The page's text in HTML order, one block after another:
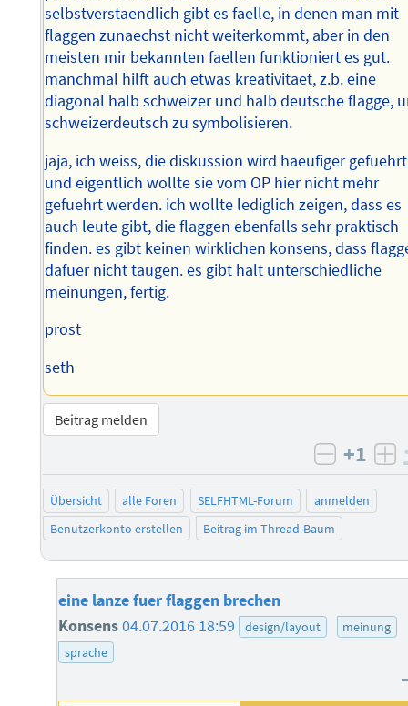
selbstverstaendlich gibt es faelle, in denen man mit
flaggen zunaechst nicht weiterkommt, aber in den
meisten mir bekannten faellen funktioniert es gut.
manchmal hilft auch etwas kreativitaet, z.b. eine
diagonal halb schweizer und halb deutsche flagge,
schweizerdeutsch zu symbolisieren.
jaja, ich weiss, die diskussion wird haeufiger gefuehrt
und eigentlich wollte sie vom OP hier nicht mehr
gefuehrt werden. ich wollte lediglich zeigen, dass es
auch leute gibt, die flaggen ebenfalls sehr praktisch
finden. es gibt keinen wirklichen konsens, dass
dafuer nicht taugen. es gibt halt unterschiedliche
meinungen, fertig.
prost
seth
Beitrag melden
negativ
+1
Übersicht alle Foren SELFHTML-Forum
anmelden
Benutzerkonto erstellen
Beitrag im Thread-Baum
eine lanze fuer flaggen brechen
Konsens04.07.2016 18:59 design/layout
meinung
sprache